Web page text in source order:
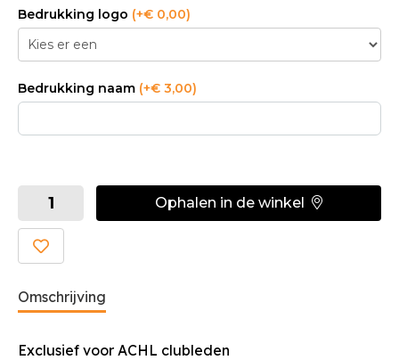
Bedrukking logo (+€ 0,00)
Bedrukking naam (+€ 3,00)
Ophalen in de winkel
Omschrijving
Exclusief voor ACHL clubleden